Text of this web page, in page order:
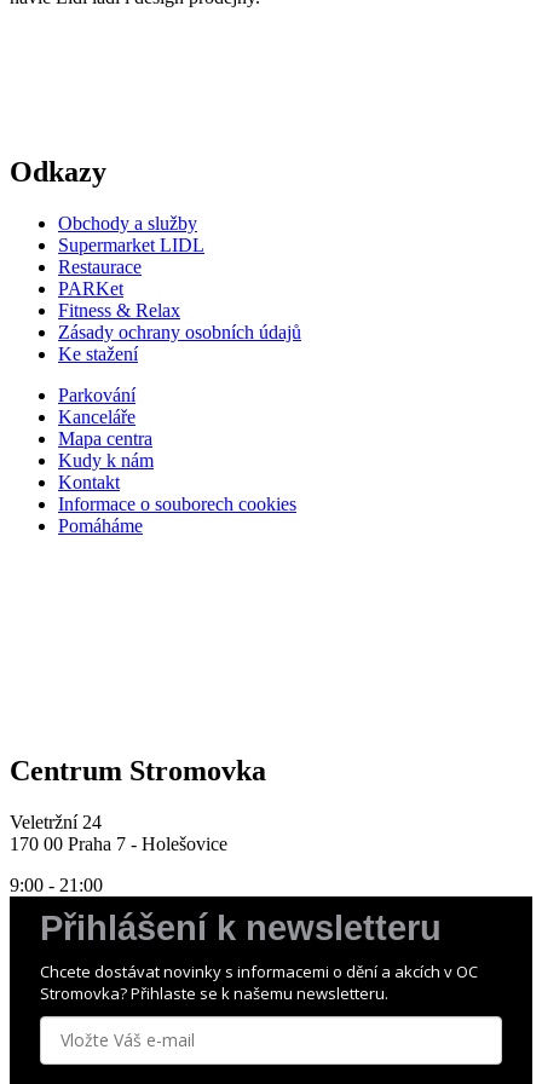
Odkazy
Obchody a služby
Supermarket LIDL
Restaurace
PARKet
Fitness & Relax
Zásady ochrany osobních údajů
Ke stažení
Parkování
Kanceláře
Mapa centra
Kudy k nám
Kontakt
Informace o souborech cookies
Pomáháme
Centrum Stromovka
Veletržní 24
170 00 Praha 7 - Holešovice
9:00 - 21:00
Přihlášení k newsletteru
Chcete dostávat novinky s informacemi o dění a akcích v OC
Stromovka? Přihlaste se k našemu newsletteru.